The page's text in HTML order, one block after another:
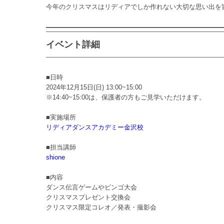
今年のクリスマスはリディアでしか作れない大切な思い出を
イベント詳細
■日時
2024年12月15日(日) 13:00~15:00
※14:40~15:00は、保護者の方もご見学いただけます。
■実施場所
リディアダンスアカデミー金沢校
■担当講師
shione
■内容
ダンス伝言ゲームやビンゴ大会
クリスマスプレゼント交換会
クリスマス限定コレオ／発表・撮影会